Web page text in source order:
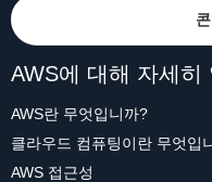
AWS에 대해 자세히
AWS란 무엇입니까?
클라우드 컴퓨팅이란 무엇입
AWS 접근성